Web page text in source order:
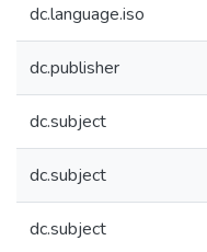
dc.language.iso
dc.publisher
dc.subject
dc.subject
dc.subject